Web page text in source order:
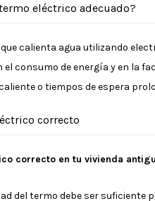
eléctrico adecuado?
calienta agua utilizando
consumo de energía y en la
o tiempos de espera
correcto
correcto en tu vivienda
del termo debe ser suficiente